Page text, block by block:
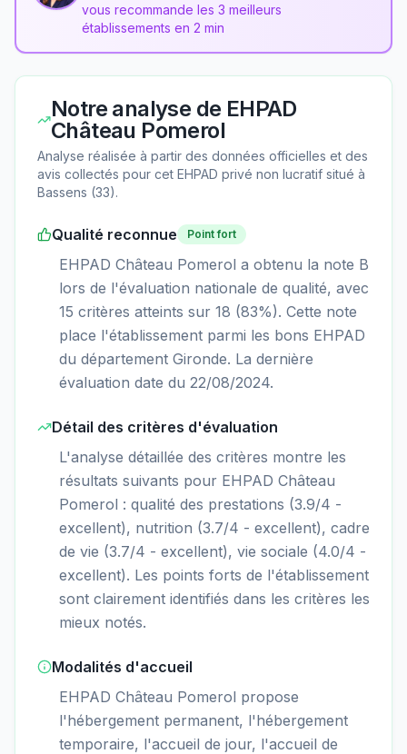
vous recommande les 3 meilleurs
établissements en 2 min
Notre analyse de EHPAD
Château Pomerol
Analyse réalisée à partir des données officielles et des
avis collectés pour cet EHPAD privé non lucratif situé à
Bassens (33).
Qualité reconnue Point fort
EHPAD Château Pomerol a obtenu la note B
lors de l'évaluation nationale de qualité, avec
15 critères atteints sur 18 (83%). Cette note
place l'établissement parmi les bons EHPAD
du département Gironde. La dernière
évaluation date du 22/08/2024.
Détail des critères d'évaluation
L'analyse détaillée des critères montre les
résultats suivants pour EHPAD Château
Pomerol : qualité des prestations (3.9/4 -
excellent), nutrition (3.7/4 - excellent), cadre
de vie (3.7/4 - excellent), vie sociale (4.0/4 -
excellent). Les points forts de l'établissement
sont clairement identifiés dans les critères les
mieux notés.
Modalités d'accueil
EHPAD Château Pomerol propose
l'hébergement permanent, l'hébergement
temporaire, l'accueil de jour, l'accueil de